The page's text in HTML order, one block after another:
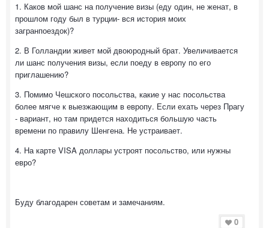
1. Каков мой шанс на получение визы (еду один, не женат, в
прошлом году был в турции- вся история моих
загранпоездок)?
2. В Голландии живет мой двоюродный брат. Увеличивается
ли шанс получения визы, если поеду в европу по его
приглашению?
3. Помимо Чешского посольства, какие у нас посольства
более мягче к выезжающим в европу. Если ехать через Прагу
- вариант, но там придется находиться большую часть
времени по правилу Шенгена. Не устраивает.
4. На карте VISA доллары устроят посольство, или нужны
евро?
Буду благодарен советам и замечаниям.
0